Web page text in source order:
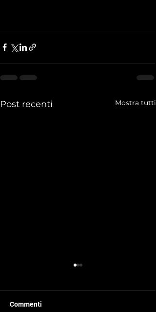
Post recenti Mostra tutti
Commenti